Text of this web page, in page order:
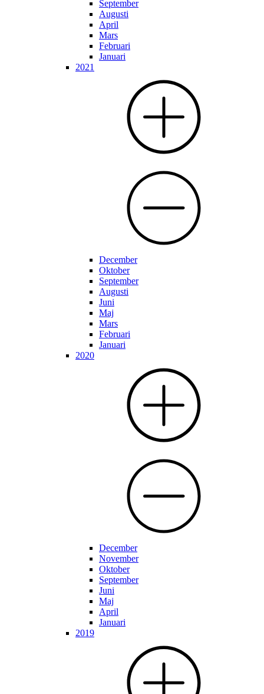
September
Augusti
April
Mars
Februari
Januari
2021
December
Oktober
September
Augusti
Juni
Maj
Mars
Februari
Januari
2020
December
November
Oktober
September
Juni
Maj
April
Januari
2019